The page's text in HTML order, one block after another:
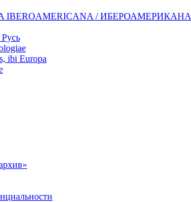
IBEROAMERICANA / ИБЕРОАМЕРИКАНА
ibi Europa